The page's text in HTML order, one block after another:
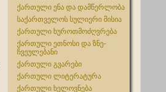
ქართული ენა და დამწერლობა
საქართველოს სულიერი მისია
ქართული ხუროთმოძღვრება
ქართული ეთნოსი და ზნე-
ჩვეულებანი
ქართული გვარები
ქართული ლიტერატურა
ქართული ხელოვნება